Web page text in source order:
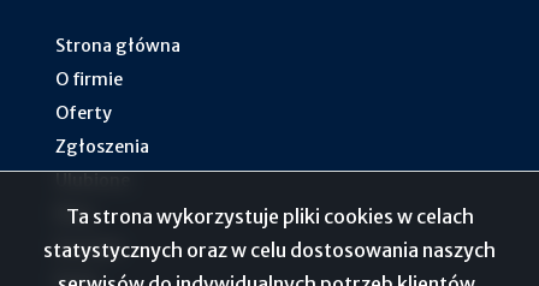
Strona główna
O firmie
Oferty
Zgłoszenia
Blog
Kontakt
Rodo
Ta strona wykorzystuje pliki cookies w celach
statystycznych oraz w celu dostosowania naszych